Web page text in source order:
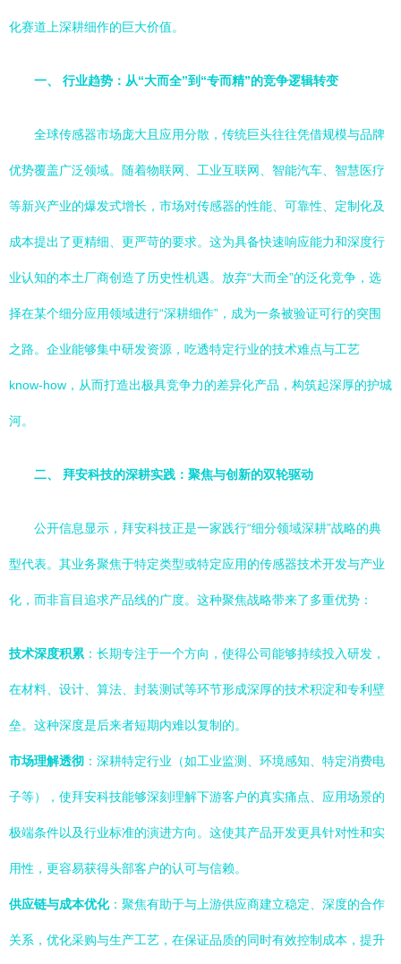
化赛道上深耕细作的巨大价值。
一、 行业趋势：从“大而全”到“专而精”的竞争逻辑转变
全球传感器市场庞大且应用分散，传统巨头往往凭借规模与品牌
优势覆盖广泛领域。随着物联网、工业互联网、智能汽车、智慧医疗
等新兴产业的爆发式增长，市场对传感器的性能、可靠性、定制化及
成本提出了更精细、更严苛的要求。这为具备快速响应能力和深度行
业认知的本土厂商创造了历史性机遇。放弃“大而全”的泛化竞争，选
择在某个细分应用领域进行“深耕细作”，成为一条被验证可行的突围
之路。企业能够集中研发资源，吃透特定行业的技术难点与工艺
know-how，从而打造出极具竞争力的差异化产品，构筑起深厚的护城
河。
二、 拜安科技的深耕实践：聚焦与创新的双轮驱动
公开信息显示，拜安科技正是一家践行“细分领域深耕”战略的典
型代表。其业务聚焦于特定类型或特定应用的传感器技术开发与产业
化，而非盲目追求产品线的广度。这种聚焦战略带来了多重优势：
技术深度积累 ：长期专注于一个方向，使得公司能够持续投入研发，
在材料、设计、算法、封装测试等环节形成深厚的技术积淀和专利壁
垒。这种深度是后来者短期内难以复制的。
市场理解透彻 ：深耕特定行业（如工业监测、环境感知、特定消费电
子等），使拜安科技能够深刻理解下游客户的真实痛点、应用场景的
极端条件以及行业标准的演进方向。这使其产品开发更具针对性和实
用性，更容易获得头部客户的认可与信赖。
供应链与成本优化：聚焦有助于与上游供应商建立稳定、深度的合作
关系，优化采购与生产工艺，在保证品质的同时有效控制成本，提升